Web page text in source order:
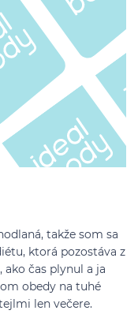
takže som sa
ktorá pozostáva z
čas plynul a ja
obedy na tuhé
len večere.